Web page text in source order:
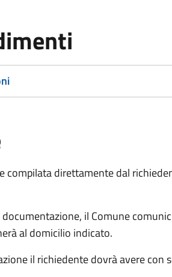
compilata direttamente dal
il Comune
al domicilio indicato.
il richiedente dovrà avere con